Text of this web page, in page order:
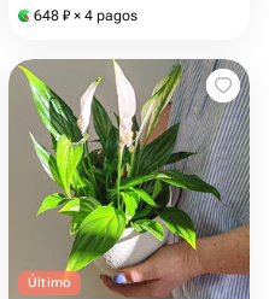
648 ₽ × 4 pagos
Último